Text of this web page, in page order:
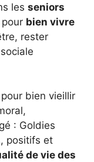
les seniors
pour bien vivre
rester
bien vieillir
: Goldies
positifs et
de vie des